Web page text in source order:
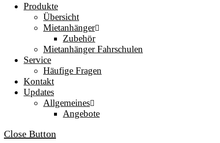
Produkte
Übersicht
Mietanhänger
Zubehör
Mietanhänger Fahrschulen
Service
Häufige Fragen
Kontakt
Updates
Allgemeines
Angebote
Close Button